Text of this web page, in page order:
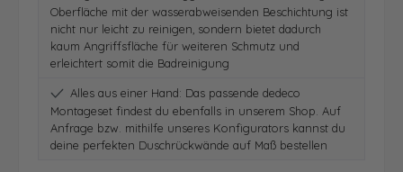
Oberfläche mit der wasserabweisenden Beschichtung ist
nicht nur leicht zu reinigen, sondern bietet dadurch
kaum Angriffsfläche für weiteren Schmutz und
erleichtert somit die Badreinigung
Alles aus einer Hand: Das passende dedeco
Montageset findest du ebenfalls in unserem Shop. Auf
Anfrage bzw. mithilfe unseres Konfigurators kannst du
deine perfekten Duschrückwände auf Maß bestellen